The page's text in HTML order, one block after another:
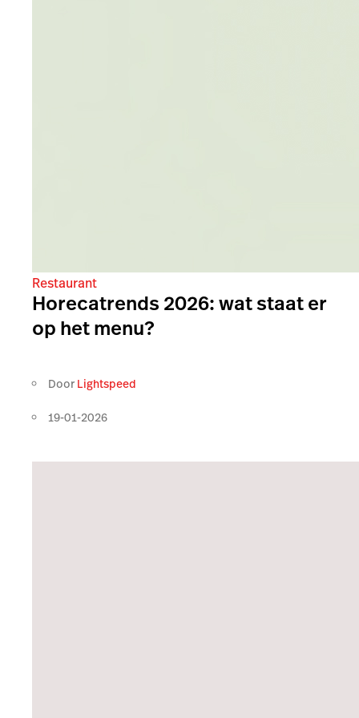
Restaurant
Horecatrends 2026: wat staat er
op het menu?
Door Lightspeed
19-01-2026